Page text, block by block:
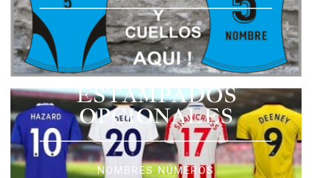
ESTAMPADOS
OPCIONALES
NOMBRES NÚMEROS